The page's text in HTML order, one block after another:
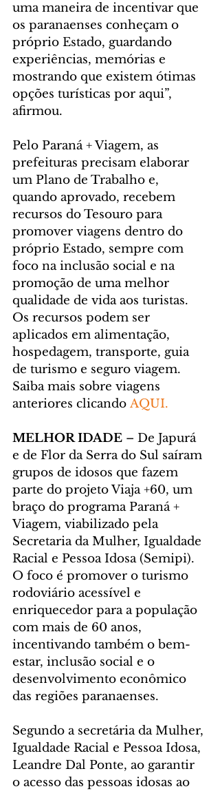
uma maneira de incentivar que
os paranaenses conheçam o
próprio Estado, guardando
experiências, memórias e
mostrando que existem ótimas
opções turísticas por aqui”,
afirmou.
Pelo Paraná + Viagem, as
prefeituras precisam elaborar
um Plano de Trabalho e,
quando aprovado, recebem
recursos do Tesouro para
promover viagens dentro do
próprio Estado, sempre com
foco na inclusão social e na
promoção de uma melhor
qualidade de vida aos turistas.
Os recursos podem ser
aplicados em alimentação,
hospedagem, transporte, guia
de turismo e seguro viagem.
Saiba mais sobre viagens
anteriores clicando AQUI.
MELHOR IDADE – De Japurá
e de Flor da Serra do Sul saíram
grupos de idosos que fazem
parte do projeto Viaja +60, um
braço do programa Paraná +
Viagem, viabilizado pela
Secretaria da Mulher, Igualdade
Racial e Pessoa Idosa (Semipi).
O foco é promover o turismo
rodoviário acessível e
enriquecedor para a população
com mais de 60 anos,
incentivando também o bem-
estar, inclusão social e o
desenvolvimento econômico
das regiões paranaenses.
Segundo a secretária da Mulher,
Igualdade Racial e Pessoa Idosa,
Leandre Dal Ponte, ao garantir
o acesso das pessoas idosas ao